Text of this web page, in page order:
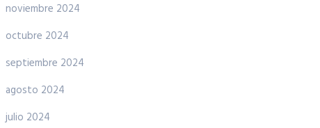
noviembre 2024
octubre 2024
septiembre 2024
agosto 2024
julio 2024